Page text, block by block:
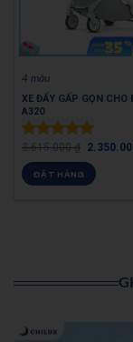
4 màu
XE ĐẨY GẤP GỌN CHO
A320
Được xếp
hạng5.00
5 sao
3.615.000₫
ĐẶT HÀNG